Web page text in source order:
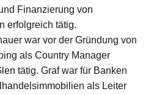
Finanzierung von
erfolgreich tätig.
war vor der Gründung von
als Country Manager
tätig. Graf war für Banken
als Leiter